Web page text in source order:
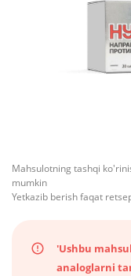
Mahsulotning tashqi
mumkin
Yetkazib berish faqat
'Ushbu
analoglarni